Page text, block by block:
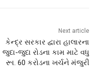
Next article
કેન્દ્ર સરકાર દ્વારા હાલારના
જુદા-જુદા રોડના કામ માટે વધુ
રૂા. 60 કરોડના ખર્ચને મંજુરી